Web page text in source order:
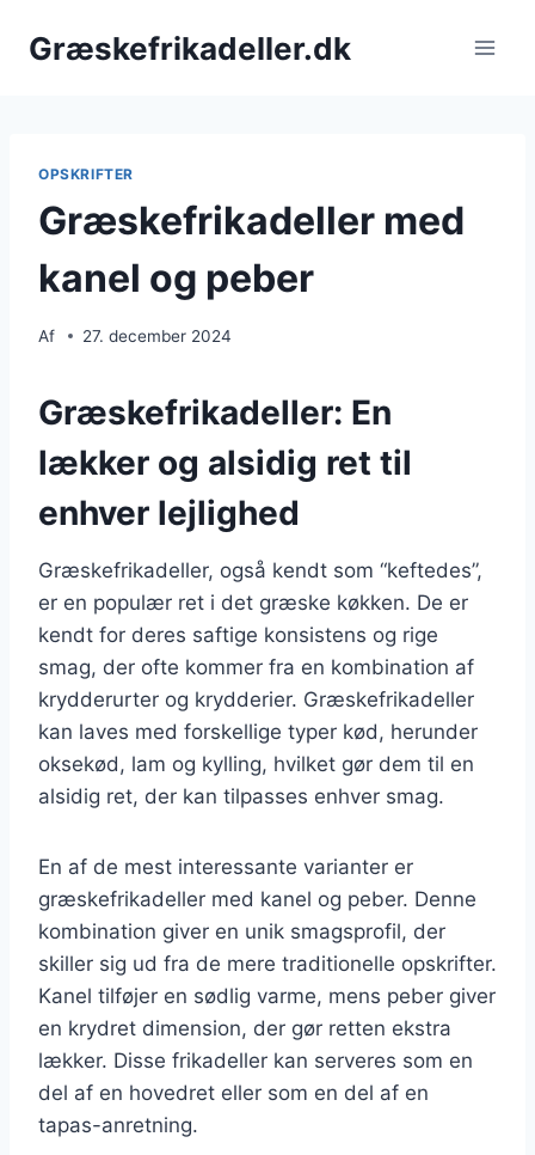
Græskefrikadeller.dk
OPSKRIFTER
Græskefrikadeller med
kanel og peber
Af 27. december 2024
Græskefrikadeller: En
lækker og alsidig ret til
enhver lejlighed
Græskefrikadeller, også kendt som “keftedes”,
er en populær ret i det græske køkken. De er
kendt for deres saftige konsistens og rige
smag, der ofte kommer fra en kombination af
krydderurter og krydderier. Græskefrikadeller
kan laves med forskellige typer kød, herunder
oksekød, lam og kylling, hvilket gør dem til en
alsidig ret, der kan tilpasses enhver smag.
En af de mest interessante varianter er
græskefrikadeller med kanel og peber. Denne
kombination giver en unik smagsprofil, der
skiller sig ud fra de mere traditionelle opskrifter.
Kanel tilføjer en sødlig varme, mens peber giver
en krydret dimension, der gør retten ekstra
lækker. Disse frikadeller kan serveres som en
del af en hovedret eller som en del af en
tapas-anretning.